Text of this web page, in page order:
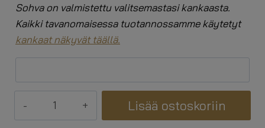
Sohva on valmistettu valitsemastasi kankaasta.
Kaikki tavanomaisessa tuotannossamme käytetyt
kankaat näkyvät täällä.
Päivittäinen
Lisää ostoskoriin